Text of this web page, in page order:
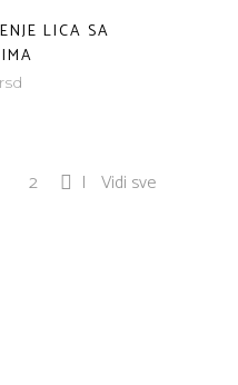
LICA SA
rsd
2 Vidi sve